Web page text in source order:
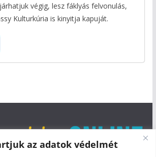
az adatok védelmét
végig, lesz fáklyás felvonulás,
Kulturkúria is kinyitja kapuját.